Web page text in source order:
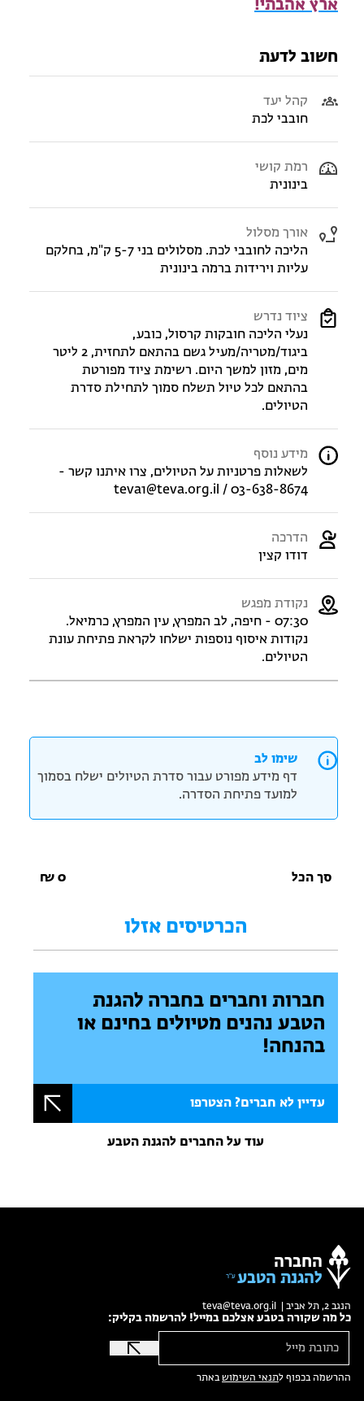
ארץ אהבתי!
חשוב לדעת
קהל יעד
חובבי לכת
רמת קושי
בינונית
אורך מסלול
הליכה לחובבי לכת. מסלולים בני 5-7 ק"מ, בחלקם
עליות וירידות ברמה בינונית
ציוד נדרש
נעלי הליכה חובקות קרסול, כובע,
ביגוד/מטריה/מעיל גשם בהתאם לתחזית, 2 ליטר
מים, מזון למשך היום. רשימת ציוד מפורטת
בהתאם לכל טיול תשלח סמוך לתחילת סדרת
הטיולים.
מידע נוסף
לשאלות פרטניות על הטיולים, צרו איתנו קשר -
teva1@teva.org.il / 03-638-8674
הדרכה
דודו קצין
נקודת מפגש
07:30 - חיפה, לב המפרץ, עין המפרץ, כרמיאל.
נקודות איסוף נוספות ישלחו לקראת פתיחת עונת
הטיולים.
שימו לב
דף מידע מפורט עבור סדרת הטיולים ישלח בסמוך
למועד פתיחת הסדרה.
סך הכל 0
₪
הכרטיסים אזלו
חברות וחברים בחברה להגנת
הטבע נהנים מטיולים בחינם או
בהנחה!
עדיין לא חברים? הצטרפו
עוד על החברים להגנת הטבע
החברה
להגנת הטבע
הנגב 2, תל אביב | teva@teva.org.il
כל מה שקורה בטבע אצלכם במייל! להרשמה בקליק:
ההרשמה בכפוף לתנאי השימושבאתר